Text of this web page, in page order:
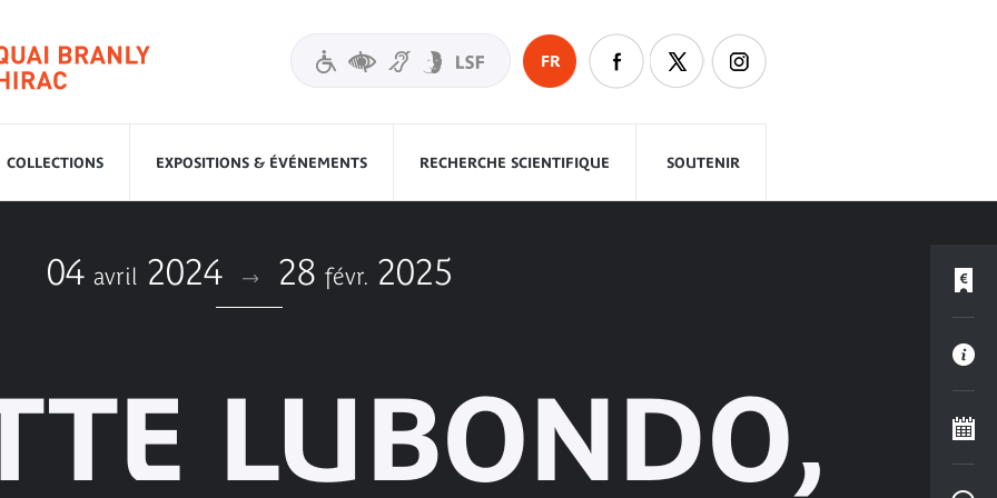
FR
COLLECTIONS EXPOSITIONS & ÉVÉNEMENTS RECHERCHE SCIENTIFIQUE SOUTENIR
04 avril 2024 28 févr. 2025
LUBONDO,